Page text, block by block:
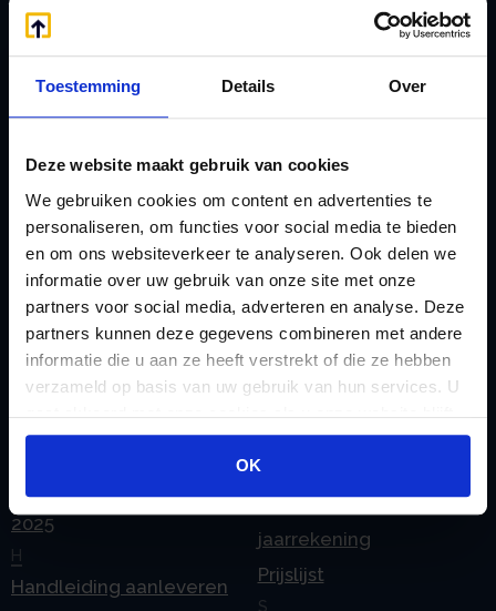
Toestemming Details Over
Deze website maakt gebruik van cookies
We gebruiken cookies om content en advertenties te
personaliseren, om functies voor social media te bieden
en om ons websiteverkeer te analyseren. Ook delen we
informatie over uw gebruik van onze site met onze
partners voor social media, adverteren en analyse. Deze
partners kunnen deze gegevens combineren met andere
informatie die u aan ze heeft verstrekt of die ze hebben
verzameld op basis van uw gebruik van hun services. U
gaat akkoord met onze cookies als u onze website blijft
gebruiken.
OK
eHerkenning voor uw
Stamrecht BV
Emigratie
Fiscale waardering
Flex BV oprichten of
omzetten
Geleidebiljet jaarstukken
2023
Geleidebiljet jaarstukken
2025
H
Handleiding aanleveren
Onzakelijke lening
Oprichten BV door
Overdracht vanuit
banksparen
Overgang naar
Stamrecht BV
Pensioen BV
Pensioen BV bij
overlijden
Pensioen BV en
echtscheiding
Pensioen in de
jaarrekening
Prijslijst
S